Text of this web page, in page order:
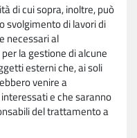
di cui sopra, inoltre, può
svolgimento di lavori di
necessari al
la gestione di alcune
esterni che, ai soli
venire a
e che saranno
del trattamento a